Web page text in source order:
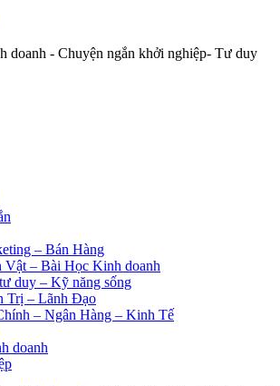
doanh - Chuyện ngắn khởi nghiệp- Tư duy
– Bán Hàng
Vật – Bài Học Kinh doanh
duy – Kỹ năng sống
Trị – Lãnh Đạo
– Ngân Hàng – Kinh Tế
doanh